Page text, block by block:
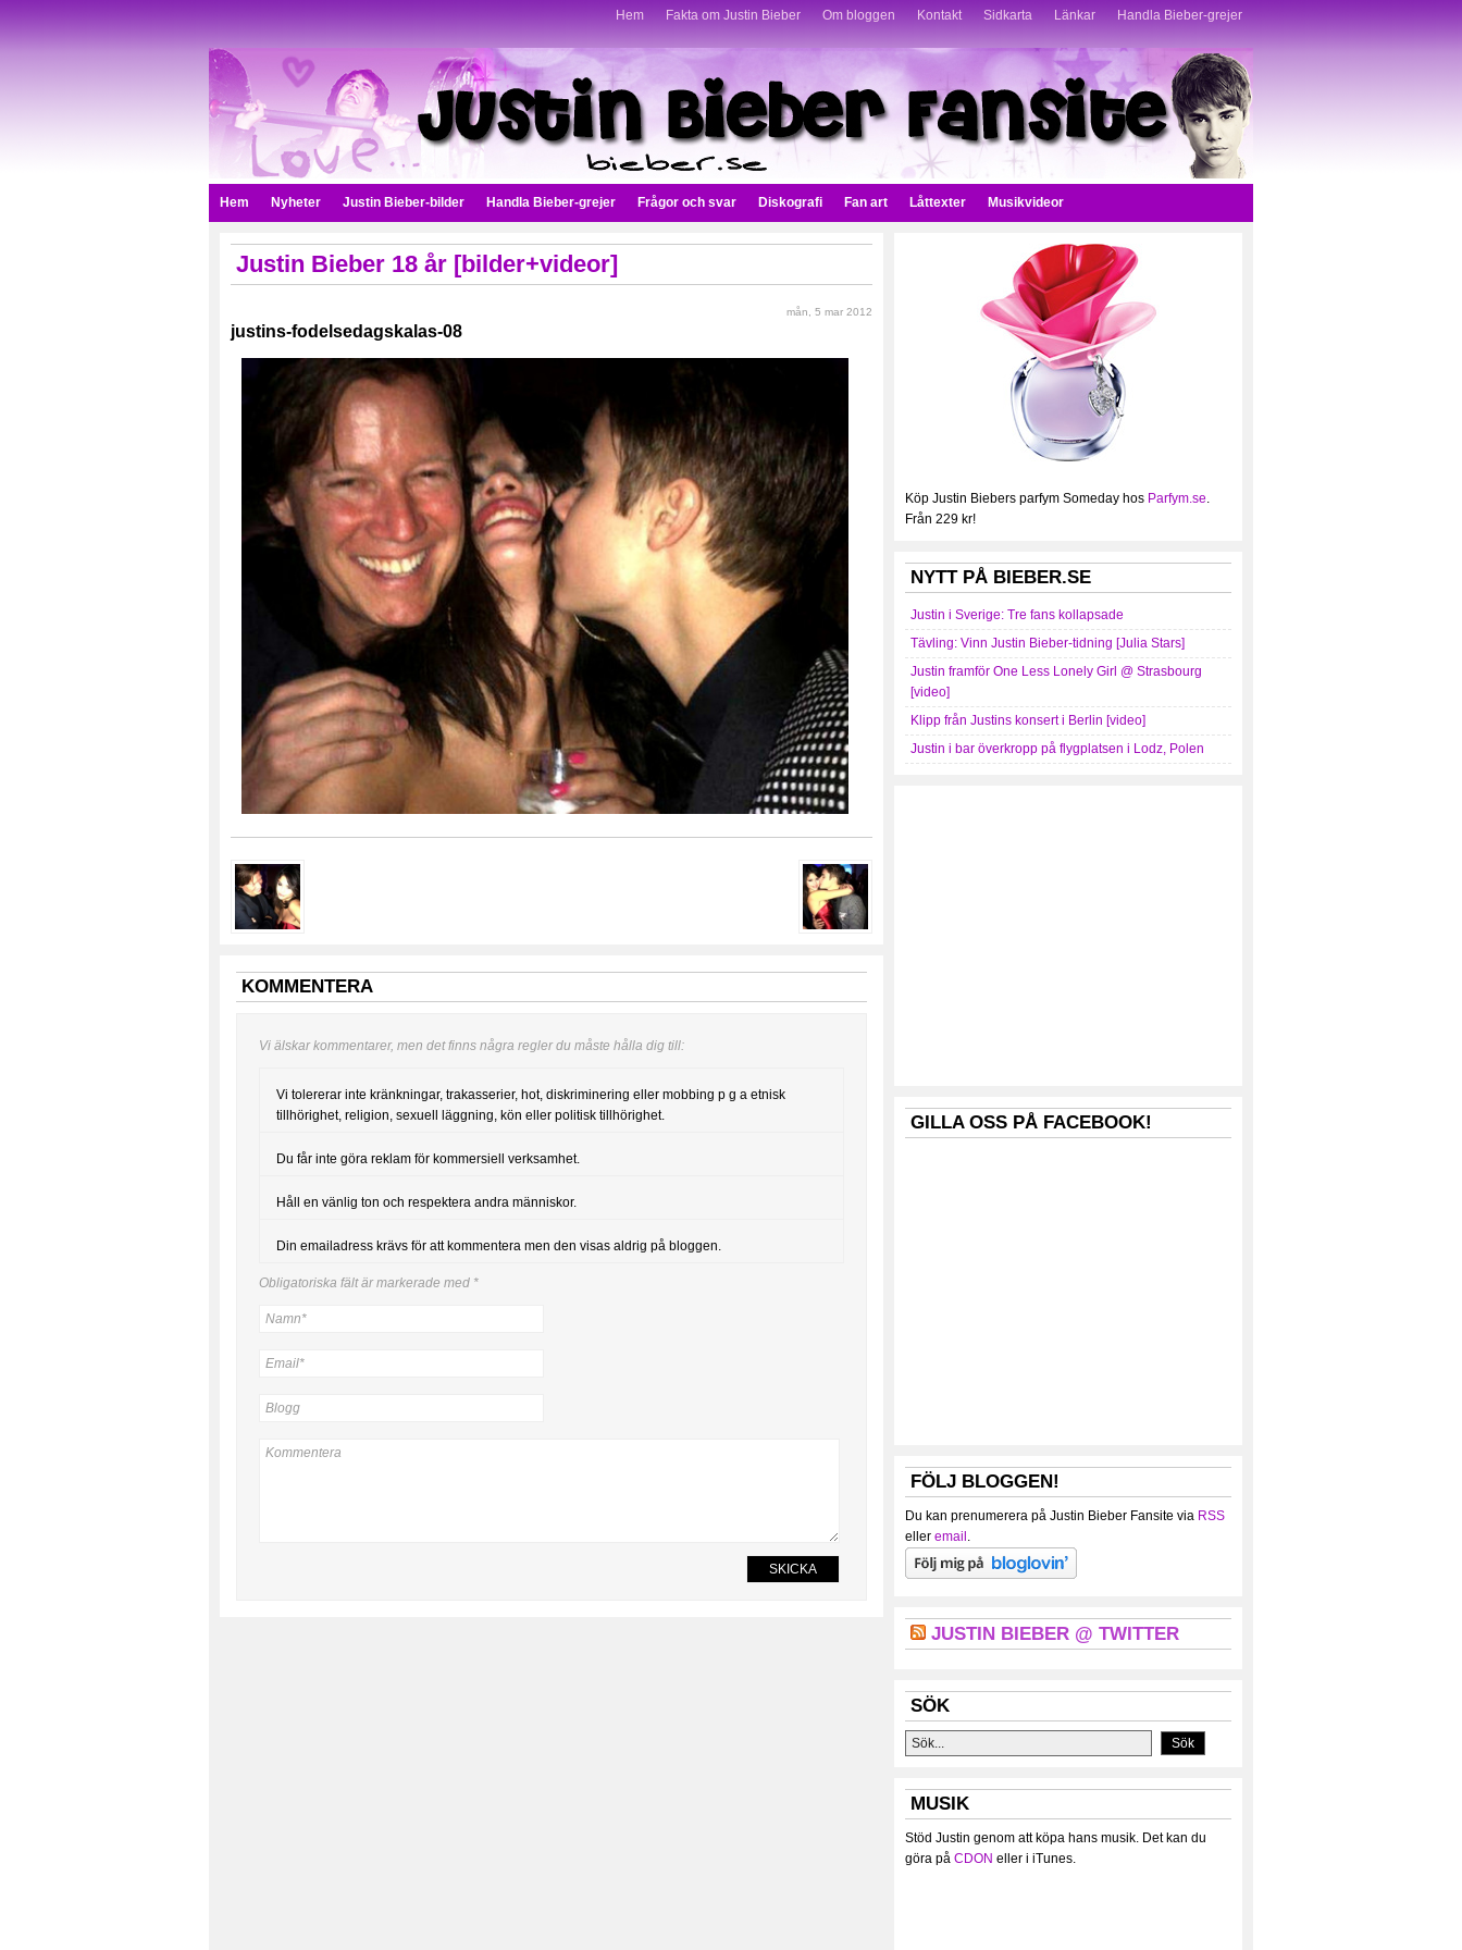
Hem Fakta om Justin Bieber Om bloggen Kontakt Sidkarta Länkar Handla Bieber-grejer
Hem Nyheter Justin Bieber-bilder Handla Bieber-grejer Frågor och svar Diskografi Fan art Låttexter Musikvideor
Justin Bieber 18 år [bilder+videor]
mån, 5 mar 2012
justins-fodelsedagskalas-08
KOMMENTERA
Vi älskar kommentarer, men det finns några regler du måste hålla dig till:
Vi tolererar inte kränkningar, trakasserier, hot, diskriminering eller mobbing p g a etnisk
tillhörighet, religion, sexuell läggning, kön eller politisk tillhörighet.
Du får inte göra reklam för kommersiell verksamhet.
Håll en vänlig ton och respektera andra människor.
Din emailadress krävs för att kommentera men den visas aldrig på bloggen.
Obligatoriska fält är markerade med *
Köp Justin Biebers parfym Someday hos Parfym.se.
Från 229 kr!
NYTT PÅ BIEBER.SE
Justin i Sverige: Tre fans kollapsade
Tävling: Vinn Justin Bieber-tidning [Julia Stars]
Justin framför One Less Lonely Girl @ Strasbourg
[video]
Klipp från Justins konsert i Berlin [video]
Justin i bar överkropp på flygplatsen i Lodz, Polen
GILLA OSS PÅ FACEBOOK!
FÖLJ BLOGGEN!
Du kan prenumerera på Justin Bieber Fansite via RSS
eller email .
JUSTIN BIEBER @ TWITTER
SÖK
MUSIK
Stöd Justin genom att köpa hans musik. Det kan du
göra på CDON eller i iTunes.